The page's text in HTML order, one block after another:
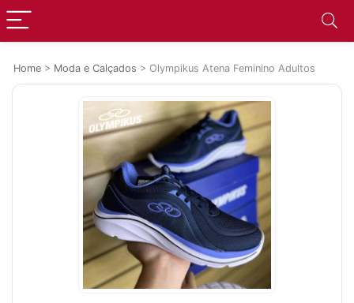
Home > Moda e Calçados > Olympikus Atena Feminino Adultos